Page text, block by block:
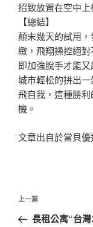
招致放置在空中
【總結】
顛末幾天的試用
緻，飛翔操控絕
即加強脫手才能
城市輕松的拼出
飛自我，這種勝
機。
文章出自於當貝優
文
上
一
上一篇
長租公寓“台